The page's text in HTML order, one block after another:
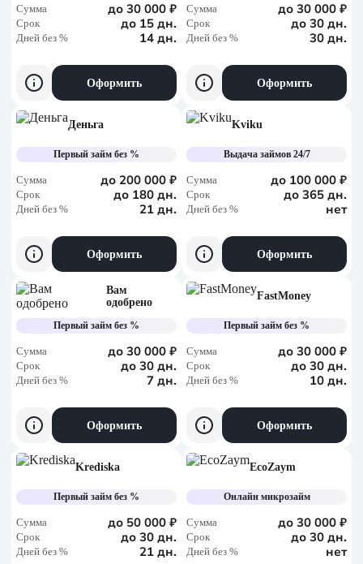
Сумма до 30 000 ₽
Срок до 15 дн.
Дней без % 14 дн.
Оформить
Сумма до 30 000 ₽
Срок до 30 дн.
Дней без % 30 дн.
Оформить
Деньга
Первый займ без %
Сумма до 200 000 ₽
Срок до 180 дн.
Дней без % 21 дн.
Оформить
Kviku
Выдача займов 24/7
Сумма до 100 000 ₽
Срок до 365 дн.
Дней без % нет
Оформить
Вам
одобрено
Первый займ без %
Сумма до 30 000 ₽
Срок до 30 дн.
Дней без % 7 дн.
Оформить
FastMoney
Первый займ без %
Сумма до 30 000 ₽
Срок до 30 дн.
Дней без % 10 дн.
Оформить
Krediska
Первый займ без %
Сумма до 50 000 ₽
Срок до 30 дн.
Дней без % 21 дн.
EcoZaym
Онлайн микрозайм
Сумма до 30 000 ₽
Срок до 30 дн.
Дней без % нет